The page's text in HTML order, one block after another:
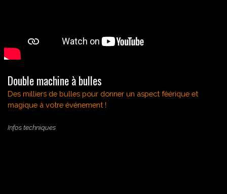
Double machine à bulles
Des milliers de bulles pour donner un aspect féérique et
magique à votre événement !
Infos techniques